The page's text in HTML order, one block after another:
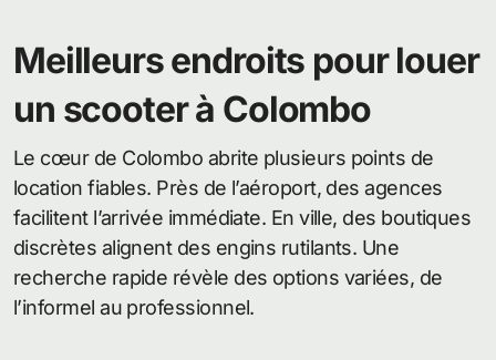
Meilleurs endroits pour louer
un scooter à Colombo
Le cœur de Colombo abrite plusieurs points de
location fiables. Près de l’aéroport, des agences
facilitent l’arrivée immédiate. En ville, des boutiques
discrètes alignent des engins rutilants. Une
recherche rapide révèle des options variées, de
l’informel au professionnel.